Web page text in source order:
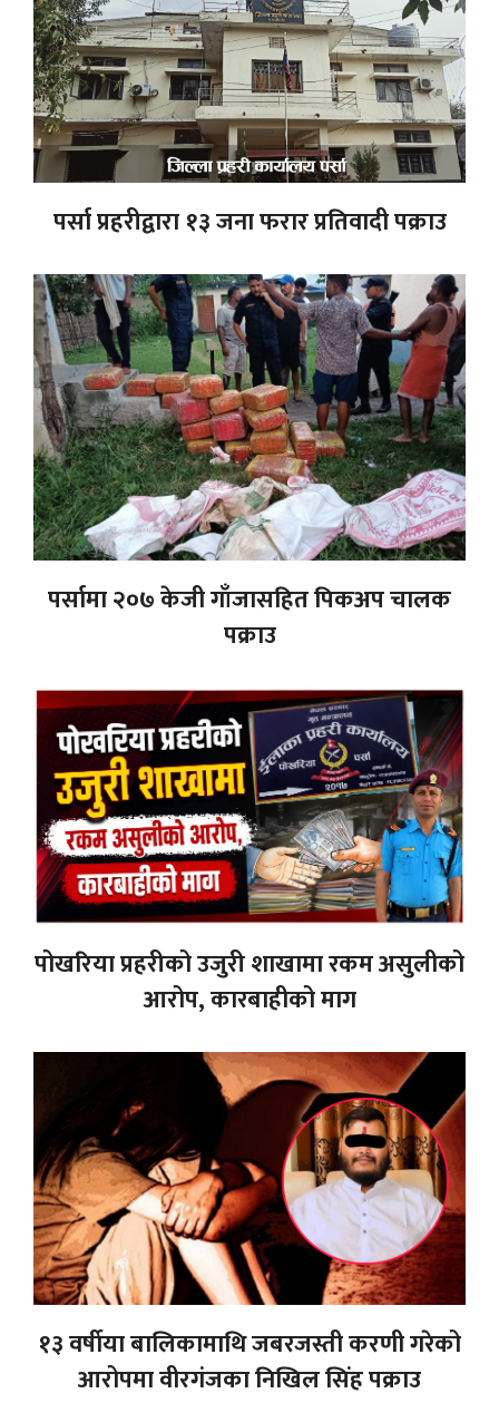
पर्सा प्रहरीद्वारा १३ जना फरार प्रतिवादी पक्राउ
पर्सामा २०७ केजी गाँजासहित पिकअप चालक
पक्राउ
पोखरिया प्रहरीको उजुरी शाखामा रकम असुलीको
आरोप, कारबाहीको माग
१३ वर्षीया बालिकामाथि जबरजस्ती करणी गरेको
आरोपमा वीरगंजका निखिल सिंह पक्राउ